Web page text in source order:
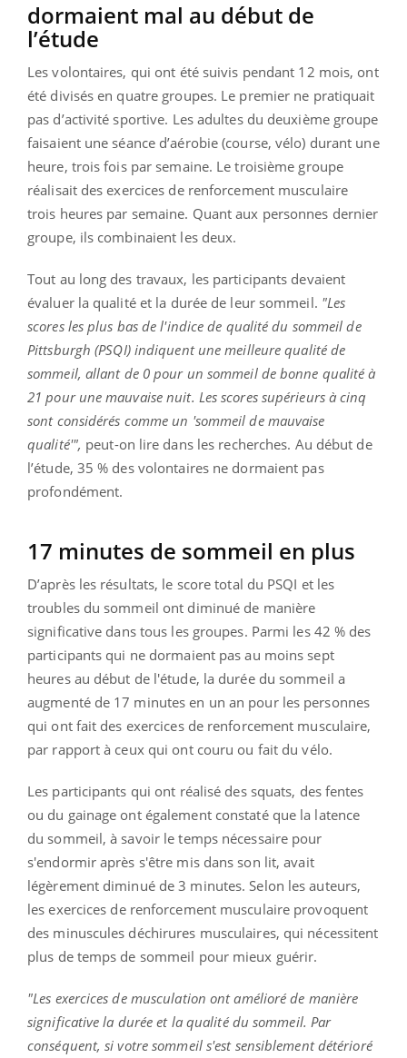
dormaient mal au début de
l’étude
Les volontaires, qui ont été suivis pendant 12 mois, ont
été divisés en quatre groupes. Le premier ne pratiquait
pas d’activité sportive. Les adultes du deuxième groupe
faisaient une séance d’aérobie (course, vélo) durant une
heure, trois fois par semaine. Le troisième groupe
réalisait des exercices de renforcement musculaire
trois heures par semaine. Quant aux personnes dernier
groupe, ils combinaient les deux.
Tout au long des travaux, les participants devaient
évaluer la qualité et la durée de leur sommeil. "Les
scores les plus bas de l'indice de qualité du sommeil de
Pittsburgh (PSQI) indiquent une meilleure qualité de
sommeil, allant de 0 pour un sommeil de bonne qualité à
21 pour une mauvaise nuit. Les scores supérieurs à cinq
sont considérés comme un 'sommeil de mauvaise
qualité'", peut-on lire dans les recherches. Au début de
l’étude, 35 % des volontaires ne dormaient pas
profondément.
17 minutes de sommeil en plus
D’après les résultats, le score total du PSQI et les
troubles du sommeil ont diminué de manière
significative dans tous les groupes. Parmi les 42 % des
participants qui ne dormaient pas au moins sept
heures au début de l'étude, la durée du sommeil a
augmenté de 17 minutes en un an pour les personnes
qui ont fait des exercices de renforcement musculaire,
par rapport à ceux qui ont couru ou fait du vélo.
Les participants qui ont réalisé des squats, des fentes
ou du gainage ont également constaté que la latence
du sommeil, à savoir le temps nécessaire pour
s'endormir après s'être mis dans son lit, avait
légèrement diminué de 3 minutes. Selon les auteurs,
les exercices de renforcement musculaire provoquent
des minuscules déchirures musculaires, qui nécessitent
plus de temps de sommeil pour mieux guérir.
"Les exercices de musculation ont amélioré de manière
significative la durée et la qualité du sommeil. Par
conséquent, si votre sommeil s'est sensiblement détérioré